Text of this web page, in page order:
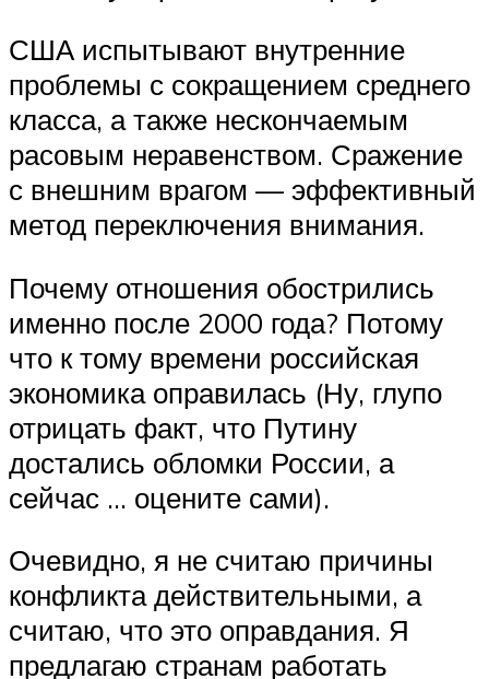
США испытывают внутренние
проблемы с сокращением среднего
класса, а также нескончаемым
расовым неравенством. Сражение
с внешним врагом — эффективный
метод переключения внимания.
Почему отношения обострились
именно после 2000 года? Потому
что к тому времени российская
экономика оправилась (Ну, глупо
отрицать факт, что Путину
достались обломки России, а
сейчас … оцените сами).
Очевидно, я не считаю причины
конфликта действительными, а
считаю, что это оправдания. Я
предлагаю странам работать